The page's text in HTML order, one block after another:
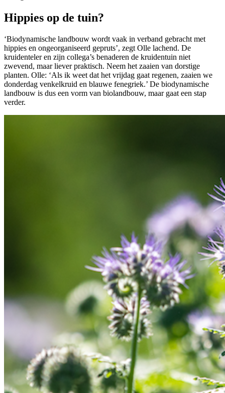
Hippies op de tuin?
‘Biodynamische landbouw wordt vaak in verband gebracht met
hippies en ongeorganiseerd gepruts’, zegt Olle lachend. De
kruidenteler en zijn collega’s benaderen de kruidentuin niet
zwevend, maar liever praktisch. Neem het zaaien van dorstige
planten. Olle: ‘Als ik weet dat het vrijdag gaat regenen, zaaien we
donderdag venkelkruid en blauwe fenegriek.’ De biodynamische
landbouw is dus een vorm van biolandbouw, maar gaat een stap
verder.